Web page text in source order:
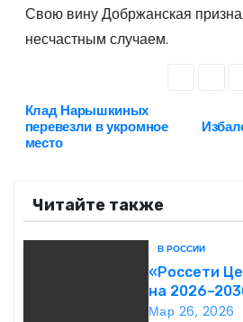
Свою вину Добржанская
несчастным случаем.
Н
а
в
и
Клад Нарышкиных
перевезли в укромное
место
Читайте также
В РОССИИ
«Россети
на
инвестиции
Мар 26, 2026